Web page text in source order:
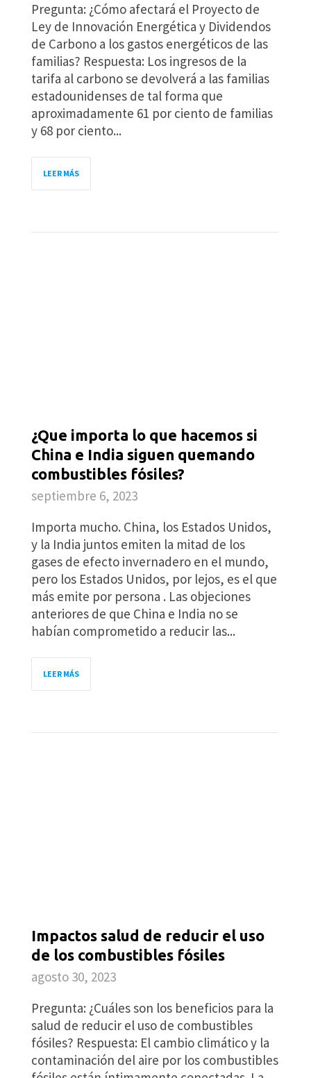
Pregunta: ¿Cómo afectará el Proyecto de
Ley de Innovación Energética y Dividendos
de Carbono a los gastos energéticos de las
familias? Respuesta: Los ingresos de la
tarifa al carbono se devolverá a las familias
estadounidenses de tal forma que
aproximadamente 61 por ciento de familias
y 68 por ciento...
LEER MÁS
¿Que importa lo que hacemos si
China e India siguen quemando
combustibles fósiles?
septiembre 6, 2023
Importa mucho. China, los Estados Unidos,
y la India juntos emiten la mitad de los
gases de efecto invernadero en el mundo,
pero los Estados Unidos, por lejos, es el que
más emite por persona . Las objeciones
anteriores de que China e India no se
habían comprometido a reducir las...
LEER MÁS
Impactos salud de reducir el uso
de los combustibles fósiles
agosto 30, 2023
Pregunta: ¿Cuáles son los beneficios para la
salud de reducir el uso de combustibles
fósiles? Respuesta: El cambio climático y la
contaminación del aire por los combustibles